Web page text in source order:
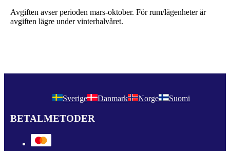
Avgiften avser perioden mars-oktober. För rum/lägenheter är
avgiften lägre under vinterhalvåret.
Sverige Danmark Norge Suomi
BETALMETODER